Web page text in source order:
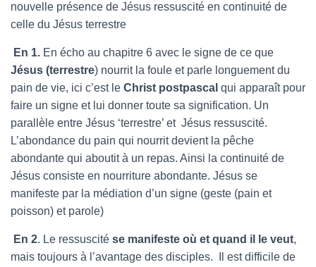
nouvelle présence de Jésus ressuscité en continuité de
celle du Jésus terrestre
En 1. En écho au chapitre 6 avec le signe de ce que
Jésus (terrestre) nourrit la foule et parle longuement du
pain de vie, ici c’est le Christ postpascal qui apparaît pour
faire un signe et lui donner toute sa signification. Un
parallèle entre Jésus ‘terrestre’ et Jésus ressuscité.
L’abondance du pain qui nourrit devient la pêche
abondante qui aboutit à un repas. Ainsi la continuité de
Jésus consiste en nourriture abondante. Jésus se
manifeste par la médiation d’un signe (geste (pain et
poisson) et parole)
En 2. Le ressuscité se manifeste où et quand il le veut,
mais toujours à l’avantage des disciples. Il est difficile de